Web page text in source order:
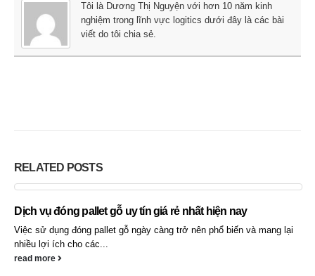
Tôi là Dương Thị Nguyện với hơn 10 năm kinh
nghiệm trong lĩnh vực logitics dưới đây là các bài
viết do tôi chia sẻ.
RELATED POSTS
Dịch vụ đóng pallet gỗ uy tín giá rẻ nhất hiện nay
Việc sử dụng đóng pallet gỗ ngày càng trở nên phổ biến và mang lại
nhiều lợi ích cho các...
read more